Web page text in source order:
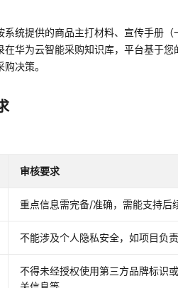
统提供的商品主打材料、宣传手册（
在华为云智能采购知识库，平台基于
决策。
审核要求
重点信息需完备/准确，需能支持后
不能涉及个人隐私安全，如项目负
不得未经授权使用第三方品牌标识